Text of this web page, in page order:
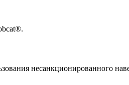
несанкционированного